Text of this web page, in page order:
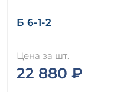
Б 6-1-2
Цена за шт.
22 880 ₽